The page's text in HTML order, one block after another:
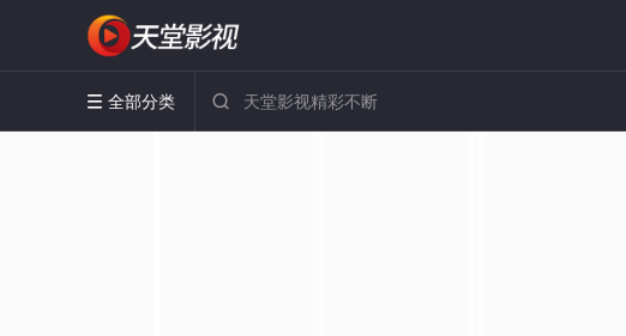
 全部分类 